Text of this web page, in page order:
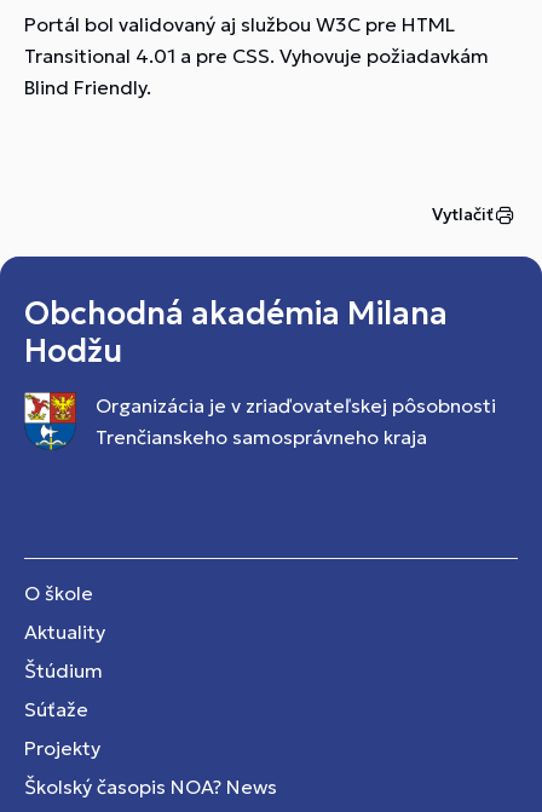
Portál bol validovaný aj službou W3C pre HTML
Transitional 4.01 a pre CSS. Vyhovuje požiadavkám
Blind Friendly.
Vytlačiť
Obchodná akadémia Milana
Hodžu
Organizácia je v zriaďovateľskej pôsobnosti
Trenčianskeho samosprávneho kraja
O škole
Aktuality
Štúdium
Súťaže
Projekty
Školský časopis NOA? News